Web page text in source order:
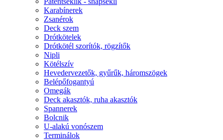
Karabínerek
Zsanérok
Deck szem
Drótkötelek
Drótkötél szorítók, rögzítők
Nipli
Kötélszív
Hevedervezetők, gyűrűk, háromszögek
Belépőfogantyú
Omegák
Deck akasztók, ruha akasztók
Spannerek
Bolcnik
U-alakú vonószem
Terminálok